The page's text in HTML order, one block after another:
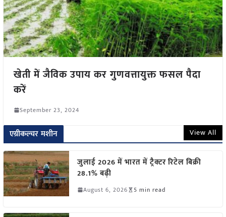
खेती में जैविक उपाय कर गुणवत्तायुक्त फसल पैदा
करें
September 23, 2024
एग्रीकल्चर मशीन View All
जुलाई 2026 में भारत में ट्रैक्टर रिटेल बिक्री
28.1% बढ़ी
August 6, 2026 5 min read